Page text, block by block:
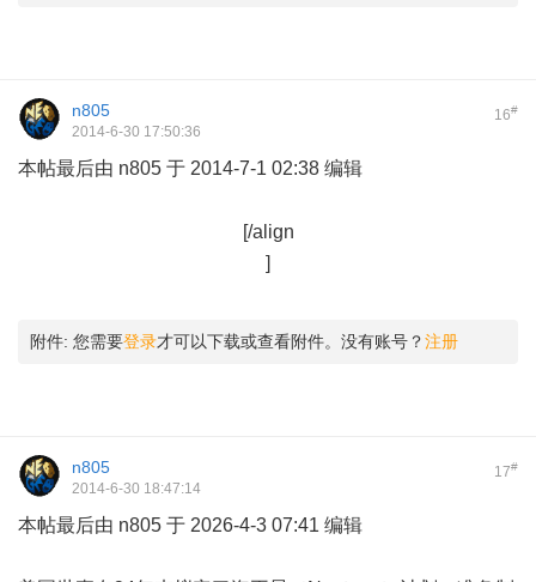
16#
n805
2014-6-30 17:50:36
本帖最后由 n805 于 2014-7-1 02:38 编辑
[/align
]
附件: 您需要登录才可以下载或查看附件。没有账号？注册
17#
n805
2014-6-30 18:47:14
本帖最后由 n805 于 2026-4-3 07:41 编辑